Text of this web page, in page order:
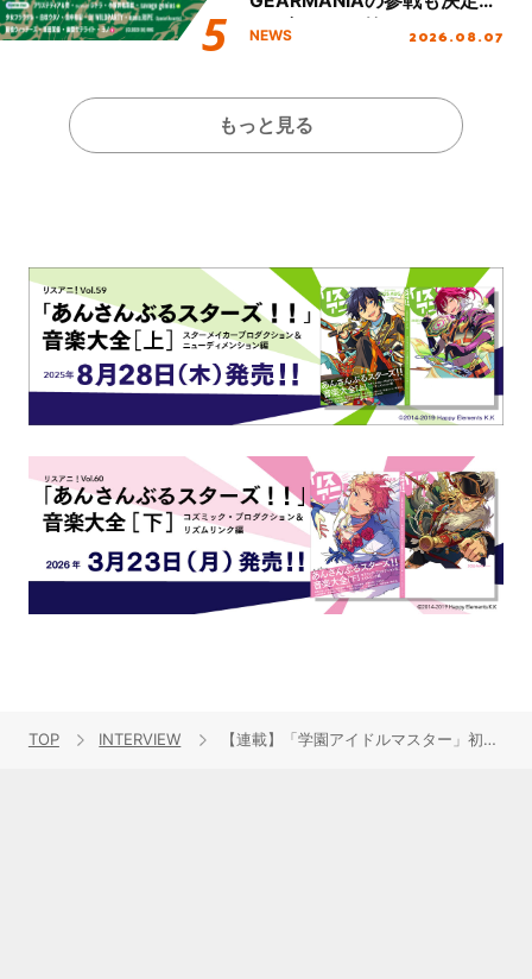
し、初となる第3ステージの
NEWS 2026.08.07
もっと見る
TOP INTERVIEW 【連載】「学園アイドルマスター」初星学園3rd Singleリリース記念キャスト連続インタビュー：第12回目 春咲 暖（秦谷美鈴役）